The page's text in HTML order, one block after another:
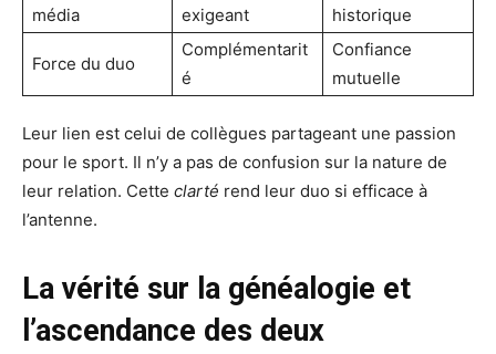
média
exigeant
historique
Force du duo
Complémentarit
é
Confiance
mutuelle
Leur lien est celui de collègues partageant une passion
pour le sport. Il n’y a pas de confusion sur la nature de
leur relation. Cette clarté rend leur duo si efficace à
l’antenne.
La vérité sur la généalogie et
l’ascendance des deux